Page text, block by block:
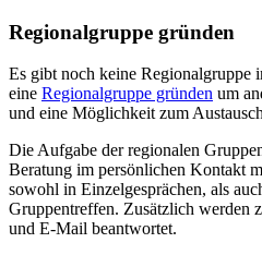
Regionalgruppe gründen
Es gibt noch keine Regionalgruppe
eine Regionalgruppe gründen um
und eine Möglichkeit zum
Die Aufgabe der regionalen
Beratung im persönlichen Kontakt
sowohl in Einzelgesprächen, als
Gruppentreffen. Zusätzlich werden
und E-Mail beantwortet.